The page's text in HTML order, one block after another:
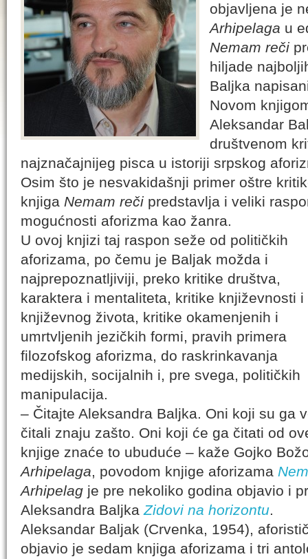
objavljena je
Arhipelaga u
Nemam reči
hiljade
Baljka
Novom
Aleksandar
društvenom
najznačajnijeg pisca u istoriji srpskog
Osim što je nesvakidašnji primer oštre
knjiga Nemam reči predstavlja i veliki
mogućnosti aforizma kao žanra.
U ovoj knjizi taj raspon seže od političkih
aforizama, po čemu je Baljak možda i
najprepoznatljiviji, preko kritike društva,
karaktera i mentaliteta, kritike književnosti i
književnog života, kritike okamenjenih i
umrtvljenih jezičkih formi, pravih primera
filozofskog aforizma, do raskrinkavanja
medijskih, socijalnih i, pre svega, političkih
manipulacija.
– Čitajte Aleksandra Baljka. Oni koji su ga
čitali znaju zašto. Oni koji će ga čitati od
knjige znaće to ubuduće – kaže Gojko
Arhipelaga, povodom knjige aforizama
Arhipelag je pre nekoliko godina objavio i
Aleksandra Baljka Zidovi na horizontu.
Aleksandar Baljak (Crvenka, 1954),
objavio je sedam knjiga aforizama i tri